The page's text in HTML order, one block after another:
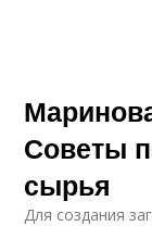
Советы
сырья
Для создания